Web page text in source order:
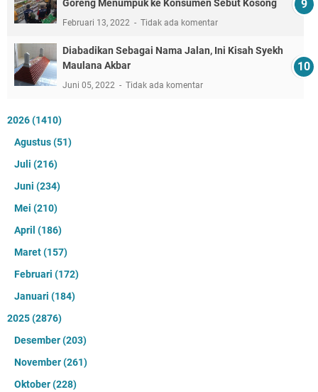
Goreng Menumpuk ke Konsumen Sebut Kosong
Februari 13, 2022 Tidak ada komentar
Diabadikan Sebagai Nama Jalan, Ini Kisah Syekh
Maulana Akbar
Juni 05, 2022 Tidak ada komentar
2026(1410)
Agustus(51)
Juli (216)
Juni (234)
Mei (210)
April (186)
Maret(157)
Februari (172)
Januari (184)
2025(2876)
Desember(203)
November(261)
Oktober(228)